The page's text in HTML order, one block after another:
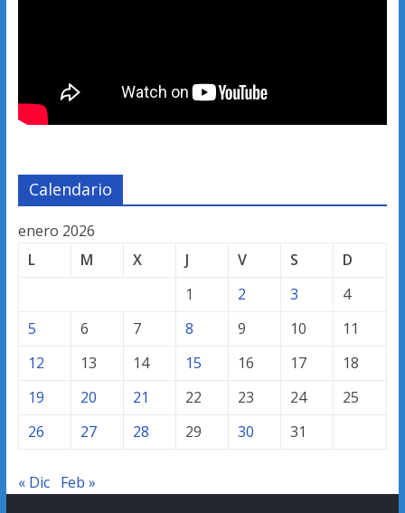
Calendario
enero 2026
L
M X J V S
D
1
2 3
4
5
6 7 8 9 10
11
12
13 14 15 16 17
18
19
20 21 22 23 24
25
26
27 28 29 30 31
« Dic Feb »